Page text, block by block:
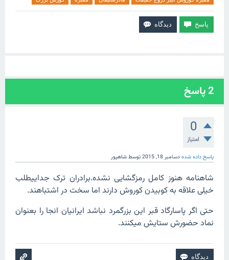
2پاسخ
0
امتیاز
پاسخ داده شدهدسامبر 18, 2015 توسطشاهپور
شاهنامه هنوز کامل رمزگشایی نشده.برادران ترک جداییطلب
خیلی علاقه به کوبیدن کوروش دارند اما سخت در اشتباهند.
حتی اگر پاسارگاد قبر این بزرگمرد نباشد ایرانیان انجا را بعنوان
نماد حضورش ستایش میکنند.